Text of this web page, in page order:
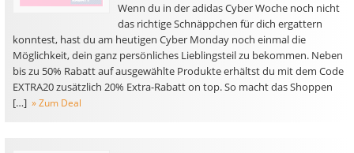
Wenn du in der adidas Cyber Woche noch nicht
das richtige Schnäppchen für dich ergattern
konntest, hast du am heutigen Cyber Monday noch einmal die
Möglichkeit, dein ganz persönliches Lieblingsteil zu bekommen. Neben
bis zu 50% Rabatt auf ausgewählte Produkte erhältst du mit dem Code
EXTRA20 zusätzlich 20% Extra-Rabatt on top. So macht das Shoppen
[…] » Zum Deal